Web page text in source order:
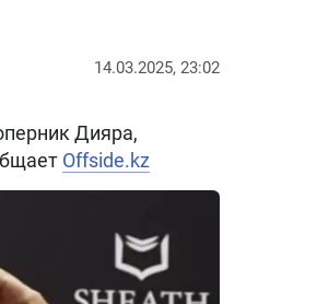
14.03.2025, 23:02
Дияра,
Offside.kz